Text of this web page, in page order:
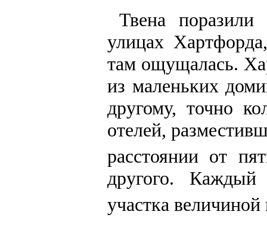
Твена
улицах
там ощущалась.
из маленьких
другому, точно
отелей,
расстоянии от
другого.
участка